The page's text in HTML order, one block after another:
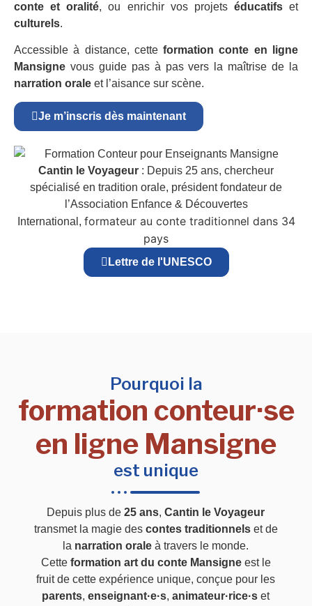
conte et oralité, ou enrichir vos projets éducatifset
culturels.
Accessible à distance, cetteformation conte en ligne
Mansigne vous guide pas à pas vers la maîtrise de la
narration orale et l’aisance sur scène.
Je m’inscris dès maintenant
Cantin le Voyageur : Depuis 25 ans, chercheur
spécialisé en tradition orale, président fondateur de
l’Association Enfance & Découvertes
International, formateur au conte traditionnel dans 34
pays
Lettre de l'UNESCO
Pourquoi la
formation conteur·se
en ligne Mansigne
est unique
Depuis plus de25 ans,Cantin le Voyageur
transmet la magie des contes traditionnelset de
la narration orale à travers le monde.
Cette formation art du conte Mansigneest le
fruit de cette expérience unique, conçue pour les
parents,enseignant·e·s,animateur·rice·s et